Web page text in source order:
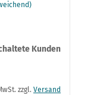
Kunden
zzgl. Versand